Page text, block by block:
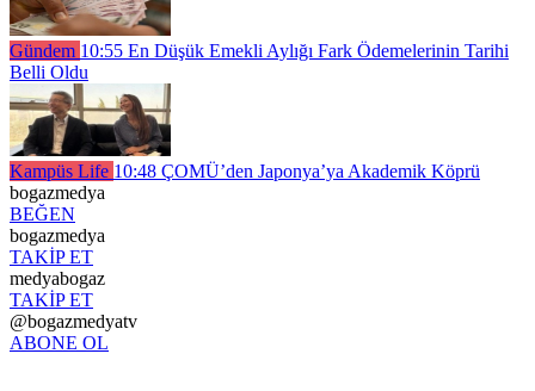
Gündem 10:55 En Düşük Emekli Aylığı Fark Ödemelerinin Tarihi
Belli Oldu
Kampüs Life 10:48 ÇOMÜ’den Japonya’ya Akademik Köprü
bogazmedya
BEĞEN
bogazmedya
TAKİP ET
medyabogaz
TAKİP ET
@bogazmedyatv
ABONE OL